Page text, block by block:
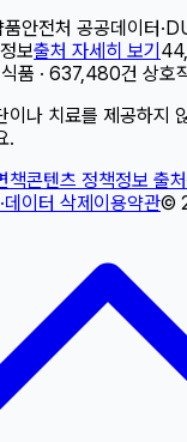
안전처 공공데이터 ·
보출처 자세히 보기
품 · 637,480건 상호
이나 치료를 제공하지
.
책콘텐츠 정책정보 출처
데이터 삭제 이용약관©